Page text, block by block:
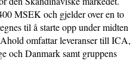
MSEK och gjelder over en to
til å starte opp under midten
omfattar leveranser till ICA,
och Danmark samt gruppens